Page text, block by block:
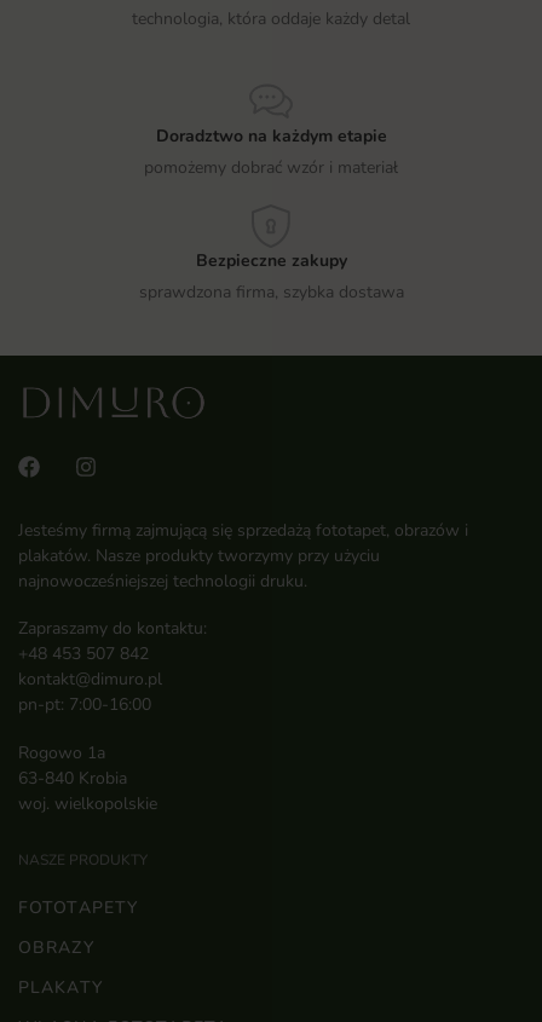
technologia, która oddaje każdy detal
Doradztwo na każdym etapie
pomożemy dobrać wzór i materiał
Bezpieczne zakupy
sprawdzona firma, szybka dostawa
Jesteśmy firmą zajmującą się sprzedażą fototapet, obrazów i
plakatów. Nasze produkty tworzymy przy użyciu
najnowocześniejszej technologii druku.
Zapraszamy do kontaktu:
+48 453 507 842
kontakt@dimuro.pl
pn-pt: 7:00-16:00
Rogowo 1a
63-840 Krobia
woj. wielkopolskie
NASZE PRODUKTY
FOTOTAPETY
OBRAZY
PLAKATY